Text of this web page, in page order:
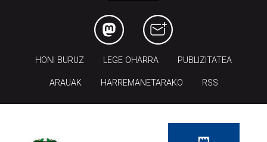
HONI BURUZ LEGE OHARRA PUBLIZITATEA
ARAUAK HARREMANETARAKO RSS